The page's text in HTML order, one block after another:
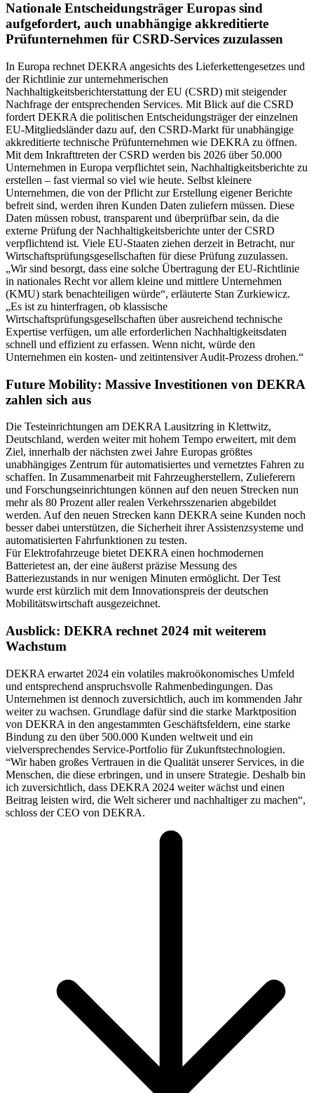
Nationale Entscheidungsträger Europas sind
aufgefordert, auch unabhängige akkreditierte
Prüfunternehmen für CSRD-Services zuzulassen
In Europa rechnet DEKRA angesichts des Lieferkettengesetzes und
der Richtlinie zur unternehmerischen
Nachhaltigkeitsberichterstattung der EU (CSRD) mit steigender
Nachfrage der entsprechenden Services. Mit Blick auf die CSRD
fordert DEKRA die politischen Entscheidungsträger der einzelnen
EU-Mitgliedsländer dazu auf, den CSRD-Markt für unabhängige
akkreditierte technische Prüfunternehmen wie DEKRA zu öffnen.
Mit dem Inkrafttreten der CSRD werden bis 2026 über 50.000
Unternehmen in Europa verpflichtet sein, Nachhaltigkeitsberichte zu
erstellen – fast viermal so viel wie heute. Selbst kleinere
Unternehmen, die von der Pflicht zur Erstellung eigener Berichte
befreit sind, werden ihren Kunden Daten zuliefern müssen. Diese
Daten müssen robust, transparent und überprüfbar sein, da die
externe Prüfung der Nachhaltigkeitsberichte unter der CSRD
verpflichtend ist. Viele EU-Staaten ziehen derzeit in Betracht, nur
Wirtschaftsprüfungsgesellschaften für diese Prüfung zuzulassen.
„Wir sind besorgt, dass eine solche Übertragung der EU-Richtlinie
in nationales Recht vor allem kleine und mittlere Unternehmen
(KMU) stark benachteiligen würde“, erläuterte Stan Zurkiewicz.
„Es ist zu hinterfragen, ob klassische
Wirtschaftsprüfungsgesellschaften über ausreichend technische
Expertise verfügen, um alle erforderlichen Nachhaltigkeitsdaten
schnell und effizient zu erfassen. Wenn nicht, würde den
Unternehmen ein kosten- und zeitintensiver Audit-Prozess drohen.“
Future Mobility: Massive Investitionen von DEKRA
zahlen sich aus
Die Testeinrichtungen am DEKRA Lausitzring in Klettwitz,
Deutschland, werden weiter mit hohem Tempo erweitert, mit dem
Ziel, innerhalb der nächsten zwei Jahre Europas größtes
unabhängiges Zentrum für automatisiertes und vernetztes Fahren zu
schaffen. In Zusammenarbeit mit Fahrzeugherstellern, Zulieferern
und Forschungseinrichtungen können auf den neuen Strecken nun
mehr als 80 Prozent aller realen Verkehrsszenarien abgebildet
werden. Auf den neuen Strecken kann DEKRA seine Kunden noch
besser dabei unterstützen, die Sicherheit ihrer Assistenzsysteme und
automatisierten Fahrfunktionen zu testen.
Für Elektrofahrzeuge bietet DEKRA einen hochmodernen
Batterietest an, der eine äußerst präzise Messung des
Batteriezustands in nur wenigen Minuten ermöglicht. Der Test
wurde erst kürzlich mit dem Innovationspreis der deutschen
Mobilitätswirtschaft ausgezeichnet.
Ausblick: DEKRA rechnet 2024 mit weiterem
Wachstum
DEKRA erwartet 2024 ein volatiles makroökonomisches Umfeld
und entsprechend anspruchsvolle Rahmenbedingungen. Das
Unternehmen ist dennoch zuversichtlich, auch im kommenden Jahr
weiter zu wachsen. Grundlage dafür sind die starke Marktposition
von DEKRA in den angestammten Geschäftsfeldern, eine starke
Bindung zu den über 500.000 Kunden weltweit und ein
vielversprechendes Service-Portfolio für Zukunftstechnologien.
“Wir haben großes Vertrauen in die Qualität unserer Services, in die
Menschen, die diese erbringen, und in unsere Strategie. Deshalb bin
ich zuversichtlich, dass DEKRA 2024 weiter wächst und einen
Beitrag leisten wird, die Welt sicherer und nachhaltiger zu machen“,
schloss der CEO von DEKRA.